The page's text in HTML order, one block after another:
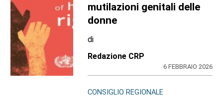
mutilazioni genitali delle
donne
di
Redazione CRP
6 FEBBRAIO 2026
CONSIGLIO REGIONALE